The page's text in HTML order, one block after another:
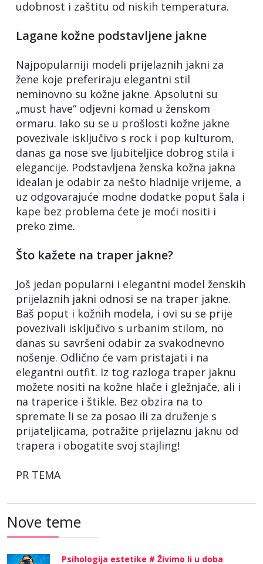
udobnost i zaštitu od niskih temperatura.
Lagane kožne podstavljene jakne
Najpopularniji modeli prijelaznih jakni za
žene koje preferiraju elegantni stil
neminovno su kožne jakne. Apsolutni su
„must have“ odjevni komad u ženskom
ormaru. Iako su se u prošlosti kožne jakne
povezivale isključivo s rock i pop kulturom,
danas ga nose sve ljubiteljice dobrog stila i
elegancije. Podstavljena ženska kožna jakna
idealan je odabir za nešto hladnije vrijeme, a
uz odgovarajuće modne dodatke poput šala i
kape bez problema ćete je moći nositi i
preko zime.
Što kažete na traper jakne?
Još jedan popularni i elegantni model ženskih
prijelaznih jakni odnosi se na traper jakne.
Baš poput i kožnih modela, i ovi su se prije
povezivali isključivo s urbanim stilom, no
danas su savršeni odabir za svakodnevno
nošenje. Odlično će vam pristajati i na
elegantni outfit. Iz tog razloga traper jaknu
možete nositi na kožne hlače i gležnjače, ali i
na traperice i štikle. Bez obzira na to
spremate li se za posao ili za druženje s
prijateljicama, potražite prijelaznu jaknu od
trapera i obogatite svoj stajling!
PR TEMA
Nove teme
Psihologija estetike # Živimo li u doba